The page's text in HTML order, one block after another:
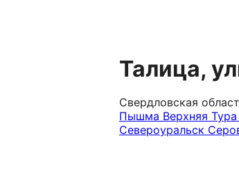
Талица,
Свердловская
Пышма Верхняя Тура
Североуральск